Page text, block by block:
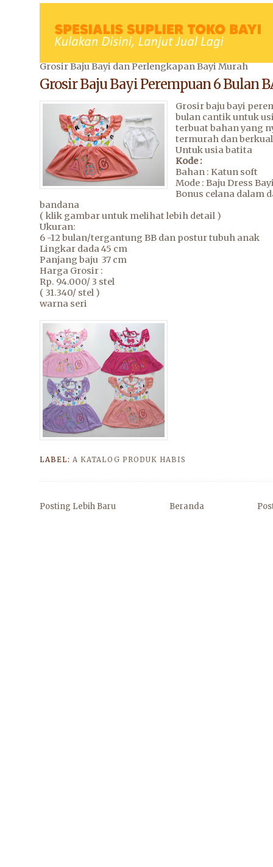
Grosir Baju Bayi dan Perlengkapan Bayi Murah
Grosir Baju Bayi Perempuan 6 Bulan
Grosir baju bayi
bulan cantik untuk
terbuat bahan yang
termurah dan
Untuk usia batita
Kode :
Bahan : Katun soft
Mode : Baju Dress
Bonus celana dalam
bandana
( klik gambar untuk melihat lebih detail )
Ukuran:
6 -12 bulan/tergantung BB dan postur tubuh anak
Lingkar dada 45 cm
Panjang baju 37 cm
Harga Grosir :
Rp. 94.000/ 3 stel
( 31.340/ stel )
warna seri
LABEL:A KATALOG PRODUK HABIS
Posting Lebih Baru Beranda